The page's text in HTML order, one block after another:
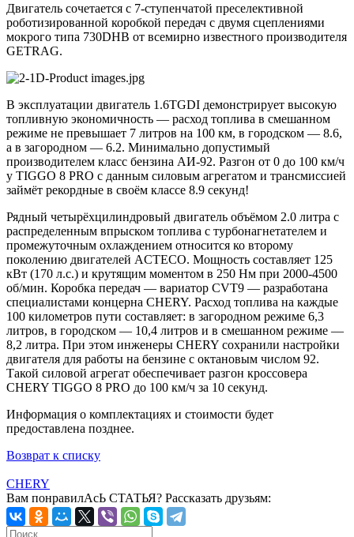
Двигатель сочетается с 7-ступенчатой преселективной
роботизированной коробкой передач с двумя сцеплениями
мокрого типа 730DHB от всемирно известного производителя
GETRAG.
В эксплуатации двигатель 1.6TGDI демонстрирует высокую
топливную экономичность — расход топлива в смешанном
режиме не превышает 7 литров на 100 км, в городском — 8.6,
а в загородном — 6.2. Минимально допустимый
производителем класс бензина АИ-92. Разгон от 0 до 100 км/ч
у TIGGO 8 PRO c данным силовым агрегатом и трансмиссией
займёт рекордные в своём классе 8.9 секунд!
Рядный четырёхцилиндровый двигатель объёмом 2.0 литра с
распределенным впрыском топлива с турбонагнетателем и
промежуточным охлаждением относится ко второму
поколению двигателей ACTECO. Мощность составляет 125
кВт (170 л.с.) и крутящим моментом в 250 Нм при 2000-4500
об/мин. Коробка передач — вариатор CVT9 — разработана
специалистами концерна CHERY. Расход топлива на каждые
100 километров пути составляет: в загородном режиме 6,3
литров, в городском — 10,4 литров и в смешанном режиме —
8,2 литра. При этом инженеры CHERY сохранили настройки
двигателя для работы на бензине с октановым числом 92.
Такой силовой агрегат обеспечивает разгон кроссовера
CHERY TIGGO 8 PRO до 100 км/ч за 10 секунд.
Информация о комплектациях и стоимости будет
предоставлена позднее.
Возврат к списку
CHERY
Вам понравилАсЬ СТАТЬЯ? Рассказать друзьям: